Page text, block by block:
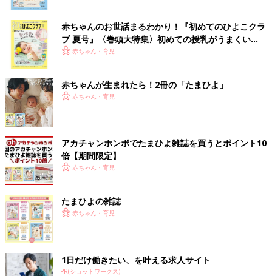
赤ちゃんのお世話まるわかり！『初めてのひよこクラ
ブ 夏号』〈巻頭大特集〉初めての授乳がうまくい
く！ おっぱい・ミルクの基本と夏のトラブル 解決テ
赤ちゃん・育児
赤ちゃんが生まれたら！2冊の「たまひよ」
赤ちゃん・育児
アカチャンホンポでたまひよ雑誌を買うとポイント10
倍【期間限定】
赤ちゃん・育児
たまひよの雑誌
赤ちゃん・育児
1日だけ働きたい、を叶える求人サイト
PR(ショットワークス)